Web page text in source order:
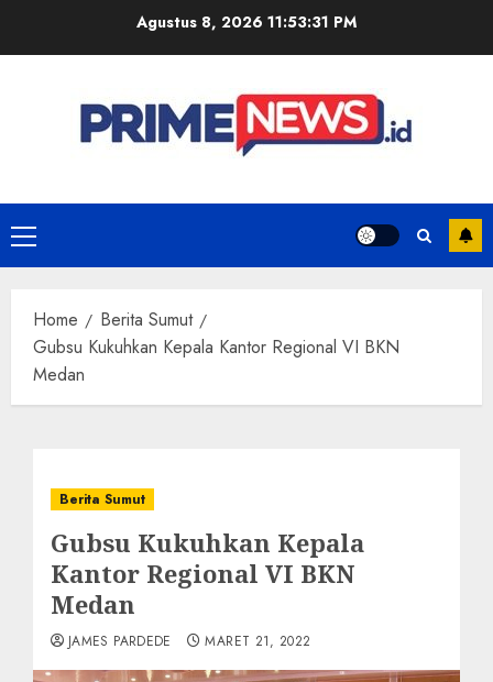
Agustus 8, 2026 11:53:32 PM
Primary
Menu
Home
Berita Sumut
Gubsu Kukuhkan Kepala Kantor Regional VI BKN
Medan
Berita Sumut
Gubsu Kukuhkan Kepala
Kantor Regional VI BKN
Medan
JAMES PARDEDE MARET 21, 2022